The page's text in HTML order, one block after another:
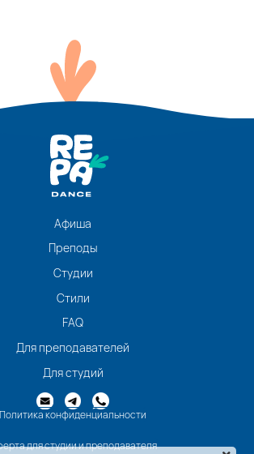
Афиша
Преподы
Студии
Стили
FAQ
Для преподавателей
Для студий
Политика конфиденциальности
для студии и преподавателя